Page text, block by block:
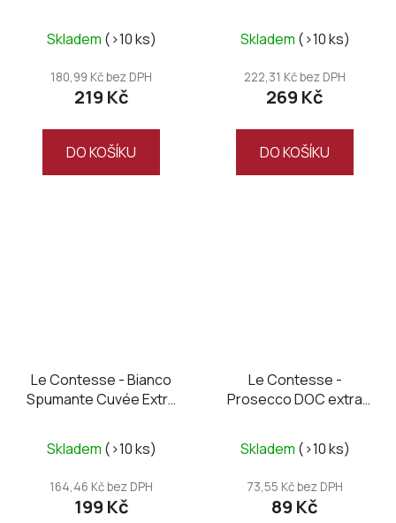
Skladem (>10 ks)
180,99 Kč bez DPH
219 Kč
DO KOŠÍKU
Skladem (>10 ks)
222,31 Kč bez DPH
269 Kč
DO KOŠÍKU
Le Contesse - Bianco
Spumante Cuvée Extra
Skladem (>10 ks)
164,46 Kč bez DPH
199 Kč
Le Contesse -
Prosecco DOC extra
Skladem (>10 ks)
73,55 Kč bez DPH
89 Kč